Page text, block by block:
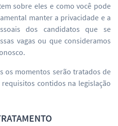
sobre eles e como você pode
manter a privacidade e a
dos candidatos que se
vagas ou que consideramos
os momentos serão tratados de
contidos na legislação